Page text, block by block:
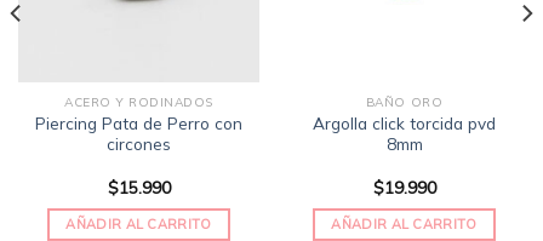
ACERO Y RODINADOS
Piercing Pata de Perro con
circones
$15.990
AÑADIR AL CARRITO
BAÑO ORO
Argolla click torcida pvd
8mm
$19.990
AÑADIR AL CARRITO